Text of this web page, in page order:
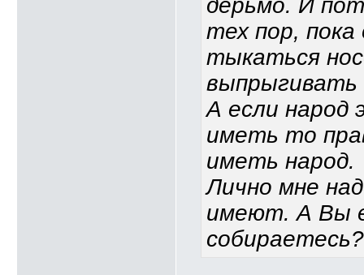
дерьмо. И
тех пор, пока
тыкаться
выпрыгивать
А если народ
иметь то
иметь народ.
Лично мне
имеют. А Вы
собираетесь?